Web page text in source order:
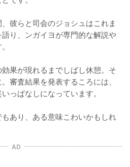
彼らと司会のジョシュはこれま
り、ンガイヨが専門的な解説や
果が現れるまでしばし休憩。そ
審査結果を発表するころには、
っぱなしになっています。
あり、ある意味こわいかもしれ
AD